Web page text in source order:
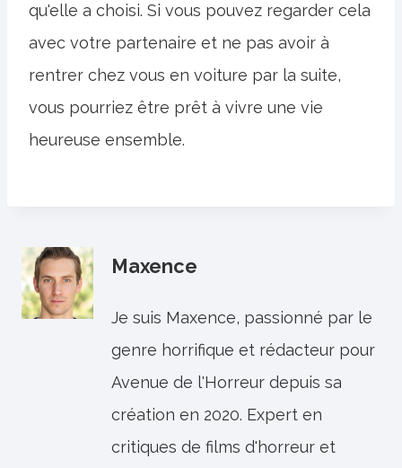
qu'elle a choisi. Si vous pouvez regarder cela
avec votre partenaire et ne pas avoir à
rentrer chez vous en voiture par la suite,
vous pourriez être prêt à vivre une vie
heureuse ensemble.
Maxence
Je suis Maxence, passionné par le
genre horrifique et rédacteur pour
Avenue de l'Horreur depuis sa
création en 2020. Expert en
critiques de films d'horreur et